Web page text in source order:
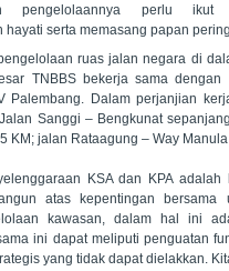
pengelolaannya perlu ikut
hayati serta memasang papan
ruas jalan negara di
TNBBS bekerja sama dengan
Palembang. Dalam perjanjian
Sanggi – Bengkunat
KM; jalan Rataagung – Way
KSA dan KPA
atas kepentingan bersama
kawasan, dalam hal ini
ini dapat meliputi penguatan
yang tidak dapat dielakkan.